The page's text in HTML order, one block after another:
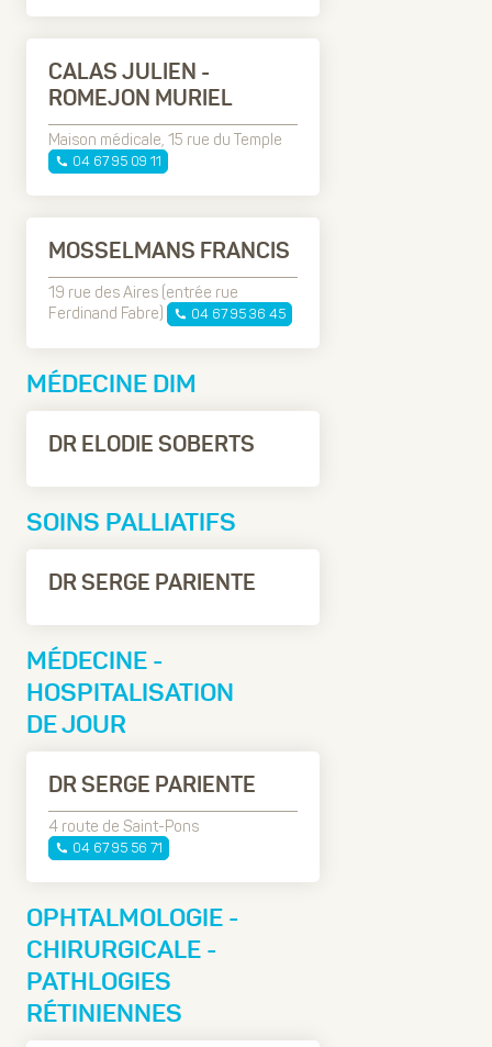
CALAS JULIEN -
ROMEJON MURIEL
Maison médicale, 15 rue du Temple
04 67 95 09 11
MOSSELMANS FRANCIS
19 rue des Aires (entrée rue
Ferdinand Fabre)
04 67 95 36 45
MÉDECINE DIM
DR ELODIE SOBERTS
SOINS PALLIATIFS
DR SERGE PARIENTE
MÉDECINE -
HOSPITALISATION
DE JOUR
DR SERGE PARIENTE
4 route de Saint-Pons
04 67 95 56 71
OPHTALMOLOGIE -
CHIRURGICALE -
PATHLOGIES
RÉTINIENNES